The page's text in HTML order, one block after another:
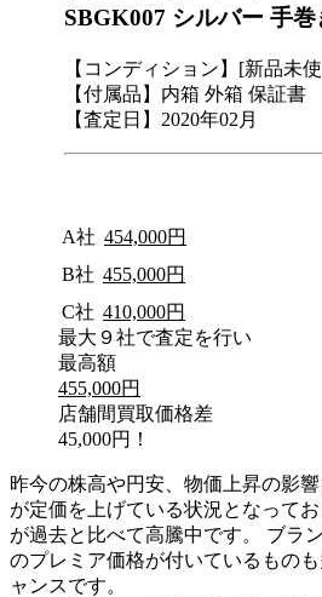
SBGK007 シルバー 手巻
【コンディション】[新品未
【付属品】内箱 外箱 保証書
【査定日】2020年02月
A社 454,000円
B社 455,000円
C社 410,000円
最大９社で査定を行い
最高額
455,000円
店舗間買取価格差
45,000円！
昨今の株高や円安、物価上昇の影
が定価を上げている状況となって
が過去と比べて高騰中です。 ブラ
のプレミア価格が付いているもの
ャンスです。